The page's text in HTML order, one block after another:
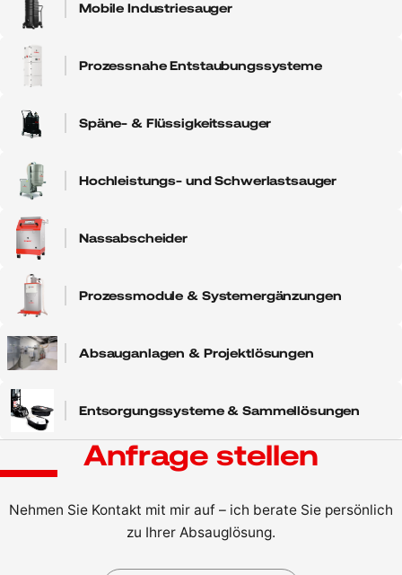
Mobile Industriesauger
Prozessnahe Entstaubungssysteme
Späne- & Flüssigkeitssauger
Hochleistungs- und Schwerlastsauger
Nassabscheider
Prozessmodule & Systemergänzungen
Absauganlagen & Projektlösungen
Entsorgungssysteme & Sammellösungen
Anfrage stellen
Nehmen Sie Kontakt mit mir auf – ich berate Sie persönlich
zu Ihrer Absauglösung.